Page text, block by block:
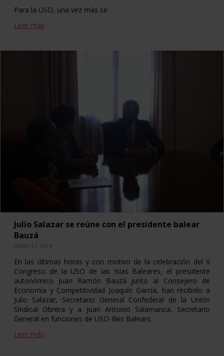
Para la USO, una vez más se
Leer más
Julio Salazar se reúne con el presidente balear
Bauzá
JUNIO 17, 2014
En las últimas horas y con motivo de la celebración del X
Congreso de la USO de las Islas Baleares, el presidente
autonómico Juan Ramón Bauzá junto al Consejero de
Economía y Competitividad Joaquín García, han recibido a
Julio Salazar, Secretario General Confederal de la Unión
Sindical Obrera y a Juan Antonio Salamanca, Secretario
General en funciones de USO-Illes Balears.
Leer más